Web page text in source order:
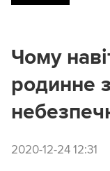
Чому
родинне
2020-12-24 12:31